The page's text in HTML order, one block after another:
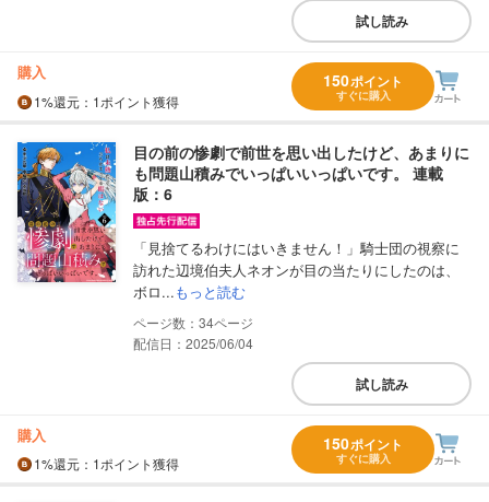
試し読み
購入
1%還元 ：1ポイント獲得
150ポイント
すぐに購入
目の前の惨劇で前世を思い出したけど、あまりに
も問題山積みでいっぱいいっぱいです。 連載
版：6
「見捨てるわけにはいきません！」騎士団の視察に
訪れた辺境伯夫人ネオンが目の当たりにしたのは、
ボロ...もっと読む
34
配信日：2025/06/04
試し読み
購入
1%還元 ：1ポイント獲得
150ポイント
すぐに購入